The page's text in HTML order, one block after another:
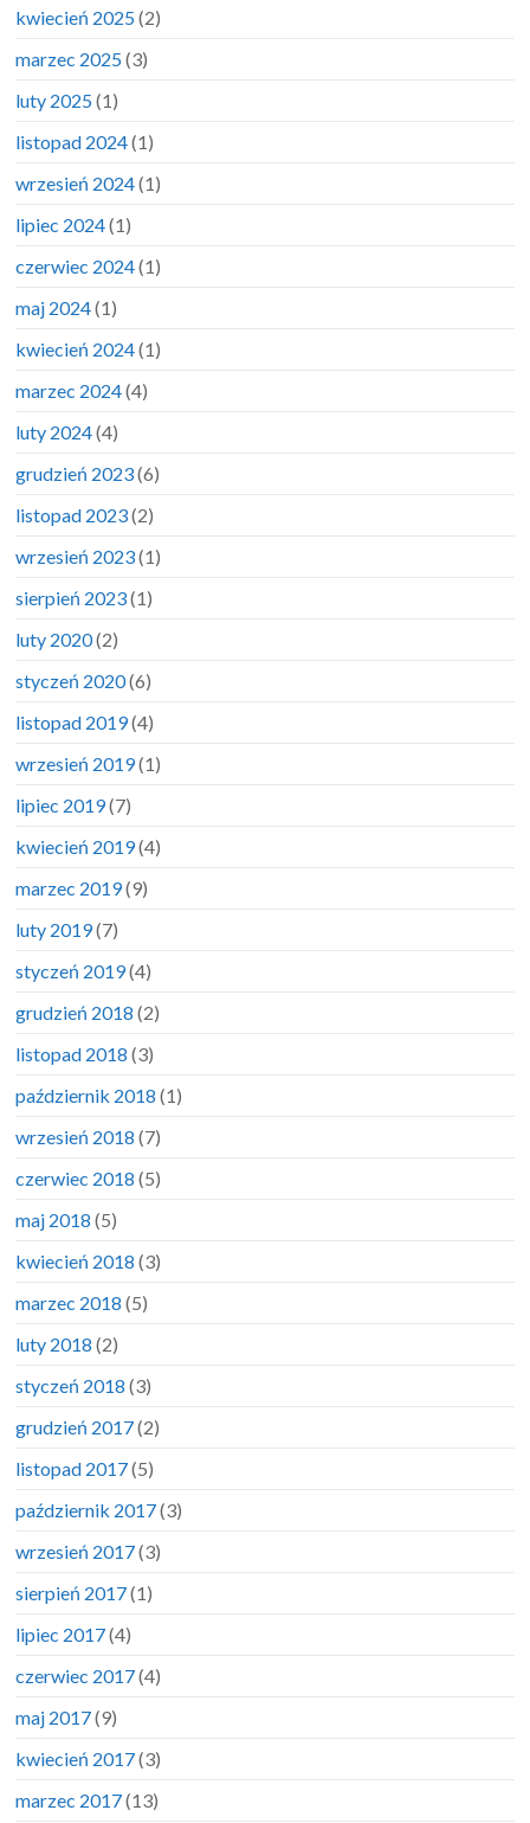
kwiecień 2025(2)
marzec 2025(3)
luty 2025(1)
listopad 2024(1)
wrzesień 2024(1)
lipiec 2024(1)
czerwiec 2024(1)
maj 2024(1)
kwiecień 2024(1)
marzec 2024(4)
luty 2024(4)
grudzień 2023(6)
listopad 2023(2)
wrzesień 2023(1)
sierpień 2023(1)
luty 2020(2)
styczeń 2020(6)
listopad 2019(4)
wrzesień 2019(1)
lipiec 2019(7)
kwiecień 2019(4)
marzec 2019(9)
luty 2019(7)
styczeń 2019(4)
grudzień 2018 (2)
listopad 2018 (3)
październik 2018 (1)
wrzesień 2018 (7)
czerwiec 2018 (5)
maj 2018 (5)
kwiecień 2018 (3)
marzec 2018 (5)
luty 2018 (2)
styczeń 2018 (3)
grudzień 2017(2)
listopad 2017(5)
październik 2017(3)
wrzesień 2017(3)
sierpień 2017(1)
lipiec 2017(4)
czerwiec 2017(4)
maj 2017(9)
kwiecień 2017(3)
marzec 2017(13)